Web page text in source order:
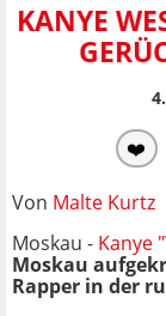
KANYE
❤️
Von Malte Kurtz
Moskau - Kanye
Moskau
Rapper in der